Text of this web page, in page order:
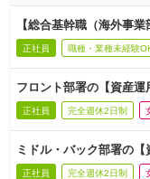
【総合基幹職（海外事
正社員 職種・業種未経験
フロント部署の【資産
正社員 完全週休2日制
ミドル・バック部署の
正社員 完全週休2日制